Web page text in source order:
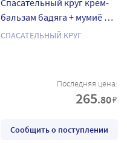
бальзам бадяга + мумиё 50
гр/ арт 097
СПАСАТЕЛЬНЫЙ КРУГ
Последняя цена:
265.80₽
Сообщить о поступлении